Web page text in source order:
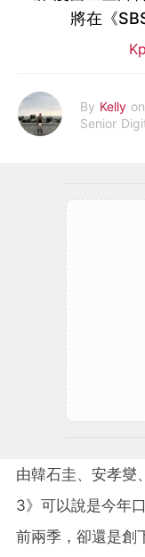
將在《
By Kelly
Senior
由韓石圭、安孝燮
3》可以說是今年
前兩季，卻還是創